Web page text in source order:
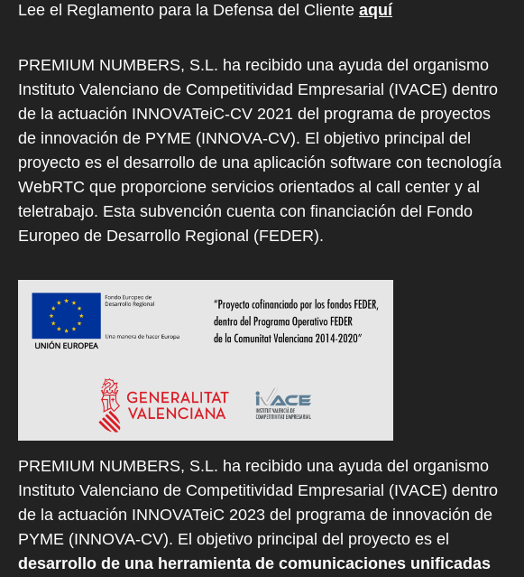
Lee el Reglamento para la Defensa del Cliente aquí
PREMIUM NUMBERS, S.L. ha recibido una ayuda del organismo
Instituto Valenciano de Competitividad Empresarial (IVACE) dentro
de la actuación INNOVATeiC-CV 2021 del programa de proyectos
de innovación de PYME (INNOVA-CV). El objetivo principal del
proyecto es el desarrollo de una aplicación software con tecnología
WebRTC que proporcione servicios orientados al call center y al
teletrabajo. Esta subvención cuenta con financiación del Fondo
Europeo de Desarrollo Regional (FEDER).
PREMIUM NUMBERS, S.L. ha recibido una ayuda del organismo
Instituto Valenciano de Competitividad Empresarial (IVACE) dentro
de la actuación INNOVATeiC 2023 del programa de innovación de
PYME (INNOVA-CV). El objetivo principal del proyecto es el
desarrollo de una herramienta de comunicaciones unificadas